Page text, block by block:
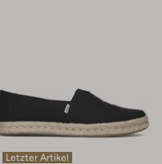
Letzter Artikel